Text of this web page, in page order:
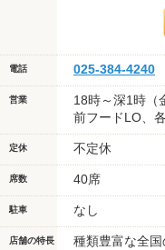
電話 025-384-4240
営業
18時～深1時（
前フードLO、
定休 不定休
席数 40席
駐車 なし
店舗の特長 種類豊富な全